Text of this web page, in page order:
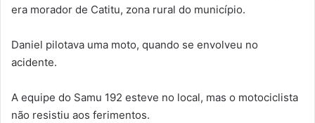
era morador de Catitu, zona rural do município.
Daniel pilotava uma moto, quando se envolveu no
acidente.
A equipe do Samu 192 esteve no local, mas o motociclista
não resistiu aos ferimentos.